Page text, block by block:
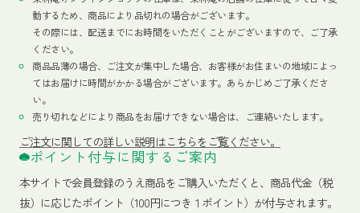
動するため、商品により品切れの場合がございます。
その際には、配送までにお時間をいただくことがございますので、ご了承
ください。
商品品薄の場合、ご注文が集中した場合、お客様がお住まいの地域によっ
てはお届けに時間がかかる場合がございます。あらかじめご了承くださ
い。
売り切れなどにより商品をお届けできない場合は、ご連絡いたします。
ご注文に関しての詳しい説明はこちらをご覧ください。
ポイント付与に関するご案内
本サイトで会員登録のうえ商品をご購入いただくと、商品代金（税
抜）に応じたポイント（100円につき１ポイント）が付与されます。